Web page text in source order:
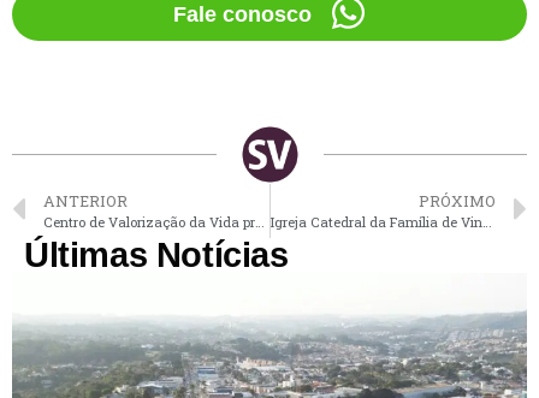
Fale conosco
ANTERIOR
Centro de Valorização da Vida promoverá palestra contra o suicídio em Vinhedo nesta 3ª
PRÓXIMO
Igreja Catedral da Família de Vinhedo lança a campanha para ajudar vítimas de ciclone no Sul do país
Últimas Notícias